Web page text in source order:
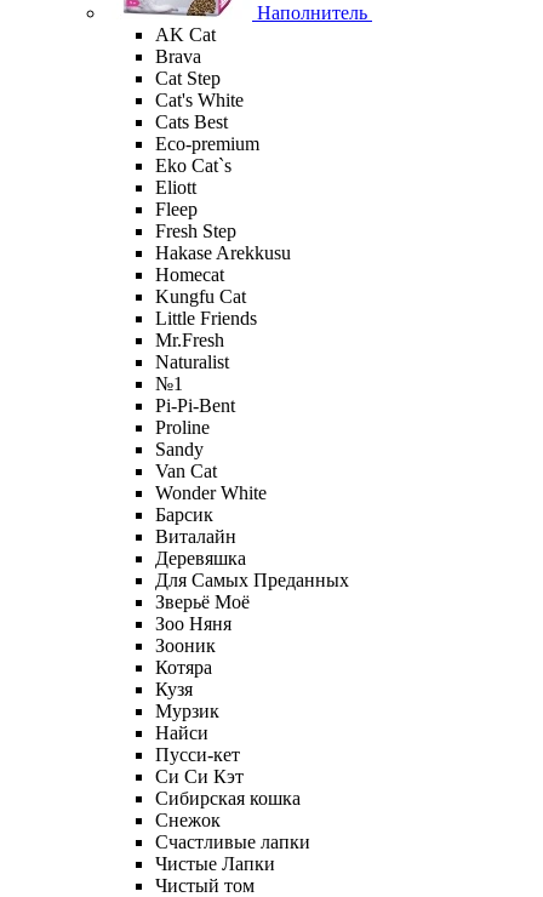
Наполнитель
AK Cat
Brava
Cat Step
Cat's White
Cats Best
Eco-premium
Eko Cat`s
Eliott
Fleep
Fresh Step
Hakase Arekkusu
Homecat
Kungfu Cat
Little Friends
Mr.Fresh
Naturalist
№1
Pi-Pi-Bent
Proline
Sandy
Van Cat
Wonder White
Барсик
Виталайн
Деревяшка
Для Самых Преданных
Зверьё Моё
Зоо Няня
Зооник
Котяра
Кузя
Мурзик
Найси
Пусси-кет
Си Си Кэт
Сибирская кошка
Снежок
Счастливые лапки
Чистые Лапки
Чистый том